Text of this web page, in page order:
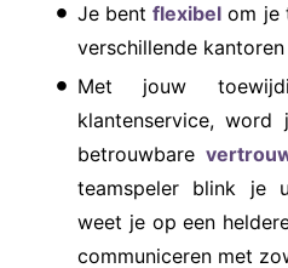
Je bentflexibel om je
verschillende
Met jouw
klantenservice, word
betrouwbare
teamspeler blink je
weet je op een
communiceren met